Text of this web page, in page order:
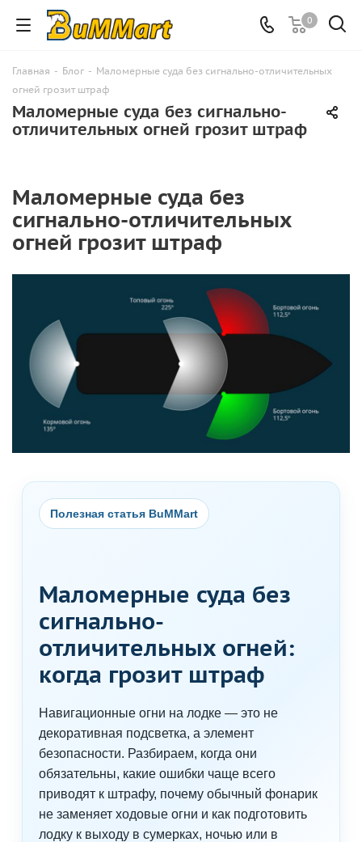
0
Главная - Блог - Маломерные суда без сигнально-отличительных
огней грозит штраф
Маломерные суда без сигнально-
отличительных огней грозит штраф
Маломерные суда без
сигнально-отличительных
огней грозит штраф
Полезная статья BuMMart
Маломерные суда без
сигнально-
отличительных огней:
когда грозит штраф
Навигационные огни на лодке — это не
декоративная подсветка, а элемент
безопасности. Разбираем, когда они
обязательны, какие ошибки чаще всего
приводят к штрафу, почему обычный фонарик
не заменяет ходовые огни и как подготовить
лодку к выходу в сумерках, ночью или в